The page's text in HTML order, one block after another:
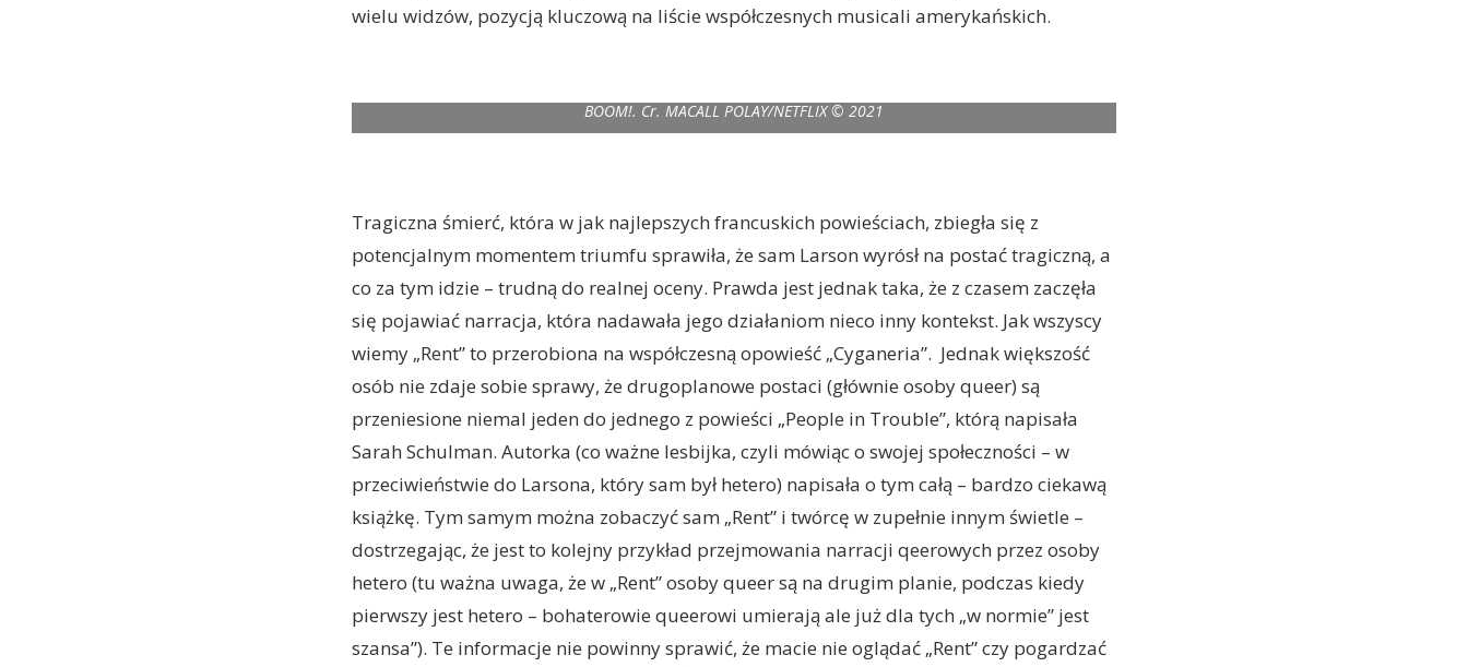
wielu widzów, pozycją kluczową na liście współczesnych musicali amerykańskich.
BOOM!. Cr. MACALL POLAY/NETFLIX © 2021
Tragiczna śmierć, która w jak najlepszych francuskich powieściach, zbiegła się z
potencjalnym momentem triumfu sprawiła, że sam Larson wyrósł na postać tragiczną, a
co za tym idzie – trudną do realnej oceny. Prawda jest jednak taka, że z czasem zaczęła
się pojawiać narracja, która nadawała jego działaniom nieco inny kontekst. Jak wszyscy
wiemy „Rent” to przerobiona na współczesną opowieść „Cyganeria”. Jednak większość
osób nie zdaje sobie sprawy, że drugoplanowe postaci (głównie osoby queer) są
przeniesione niemal jeden do jednego z powieści „People in Trouble”, którą napisała
Sarah Schulman. Autorka (co ważne lesbijka, czyli mówiąc o swojej społeczności – w
przeciwieństwie do Larsona, który sam był hetero) napisała o tym całą – bardzo ciekawą
książkę. Tym samym można zobaczyć sam „Rent” i twórcę w zupełnie innym świetle –
dostrzegając, że jest to kolejny przykład przejmowania narracji qeerowych przez osoby
hetero (tu ważna uwaga, że w „Rent” osoby queer są na drugim planie, podczas kiedy
pierwszy jest hetero – bohaterowie queerowi umierają ale już dla tych „w normie” jest
szansa”). Te informacje nie powinny sprawić, że macie nie oglądać „Rent” czy pogardzać